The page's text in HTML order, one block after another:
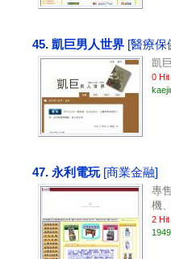
45. 凱巨男人世界 [醫療保
凱
0 Hit
47. 永利電玩 [商業金融]
專
機
2 Hit